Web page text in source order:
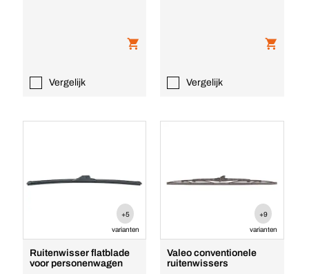
Vergelijk Vergelijk
+5
varianten
Ruitenwisser flatblade
voor personenwagen
+9
varianten
Valeo conventionele
ruitenwissers